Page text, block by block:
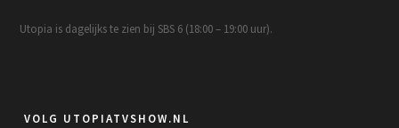
Utopia is dagelijks te zien bij SBS 6 (18:00 – 19:00 uur).
VOLG UTOPIATVSHOW.NL